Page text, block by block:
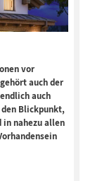
vor
auch der
auch
Blickpunkt,
in nahezu allen